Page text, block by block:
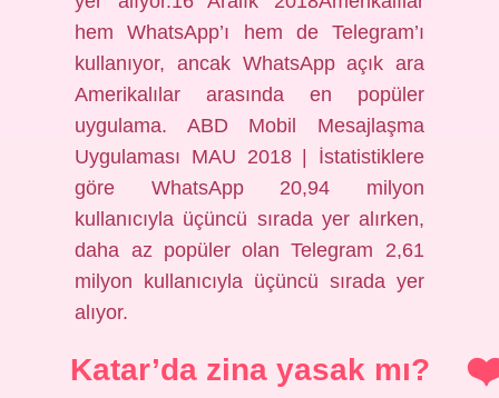
hem WhatsApp’ı hem de Telegram’ı
kullanıyor, ancak WhatsApp açık ara
Amerikalılar arasında en popüler
uygulama. ABD Mobil Mesajlaşma
Uygulaması MAU 2018 | İstatistiklere
göre WhatsApp 20,94 milyon
kullanıcıyla üçüncü sırada yer alırken,
daha az popüler olan Telegram 2,61
milyon kullanıcıyla üçüncü sırada yer
alıyor.
Katar’da zina yasak mı?